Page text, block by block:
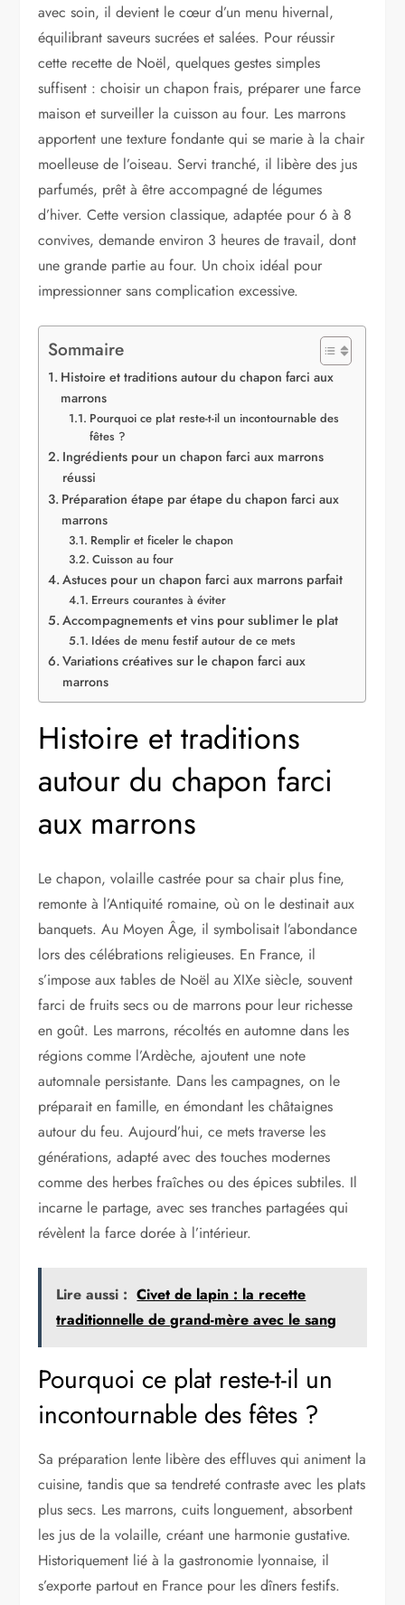
avec soin, il devient le cœur d’un menu hivernal,
équilibrant saveurs sucrées et salées. Pour réussir
cette recette de Noël, quelques gestes simples
suffisent : choisir un chapon frais, préparer une farce
maison et surveiller la cuisson au four. Les marrons
apportent une texture fondante qui se marie à la chair
moelleuse de l’oiseau. Servi tranché, il libère des jus
parfumés, prêt à être accompagné de légumes
d’hiver. Cette version classique, adaptée pour 6 à 8
convives, demande environ 3 heures de travail, dont
une grande partie au four. Un choix idéal pour
impressionner sans complication excessive.
Sommaire
Histoire et traditions autour du chapon farci aux
marrons
Pourquoi ce plat reste-t-il un incontournable des
fêtes ?
Ingrédients pour un chapon farci aux marrons
réussi
Préparation étape par étape du chapon farci aux
marrons
Remplir et ficeler le chapon
Cuisson au four
Astuces pour un chapon farci aux marrons parfait
Erreurs courantes à éviter
Accompagnements et vins pour sublimer le plat
Idées de menu festif autour de ce mets
Variations créatives sur le chapon farci aux
marrons
Histoire et traditions
autour du chapon farci
aux marrons
Le chapon, volaille castrée pour sa chair plus fine,
remonte à l’Antiquité romaine, où on le destinait aux
banquets. Au Moyen Âge, il symbolisait l’abondance
lors des célébrations religieuses. En France, il
s’impose aux tables de Noël au XIXe siècle, souvent
farci de fruits secs ou de marrons pour leur richesse
en goût. Les marrons, récoltés en automne dans les
régions comme l’Ardèche, ajoutent une note
automnale persistante. Dans les campagnes, on le
préparait en famille, en émondant les châtaignes
autour du feu. Aujourd’hui, ce mets traverse les
générations, adapté avec des touches modernes
comme des herbes fraîches ou des épices subtiles. Il
incarne le partage, avec ses tranches partagées qui
révèlent la farce dorée à l’intérieur.
Lire aussi : Civet de lapin : la recette
traditionnelle de grand-mère avec le sang
Pourquoi ce plat reste-t-il un
incontournable des fêtes ?
Sa préparation lente libère des effluves qui animent la
cuisine, tandis que sa tendreté contraste avec les plats
plus secs. Les marrons, cuits longuement, absorbent
les jus de la volaille, créant une harmonie gustative.
Historiquement lié à la gastronomie lyonnaise, il
s’exporte partout en France pour les dîners festifs.